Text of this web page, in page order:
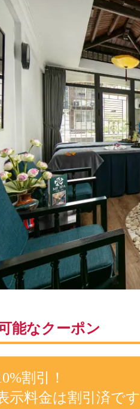
能なクーポン
割引！
示料金は割引済です